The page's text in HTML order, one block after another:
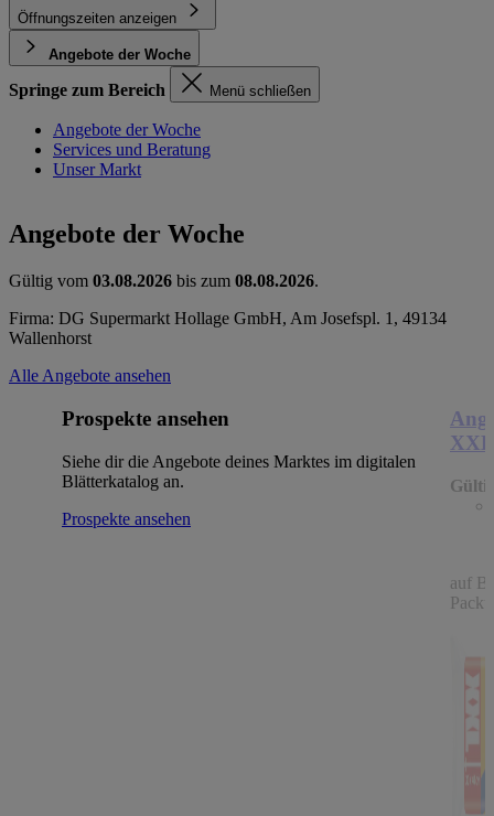
Öffnungszeiten anzeigen
Angebote der Woche
Springe zum Bereich Menü schließen
Angebote der Woche
Services und Beratung
Unser Markt
Angebote der Woche
Gültig vom 03.08.2026 bis zum 08.08.2026.
Firma: DG Supermarkt Hollage GmbH, Am Josefspl. 1, 49134
Wallenhorst
Alle Angebote ansehen
Prospekte ansehen
Siehe dir die Angebote deines Marktes im digitalen
Blätterkatalog an.
Prospekte ansehen
XXL
auf